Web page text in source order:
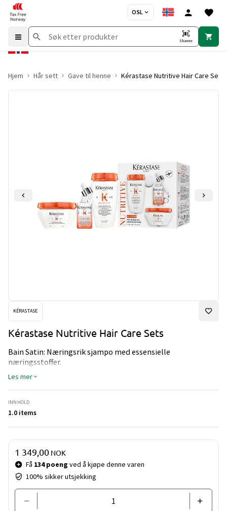
OSL
Skanne
Hjem Hår sett Gave til henne Kérastase Nutritive Hair Care Sets
KÉRASTASE
Kérastase Nutritive Hair Care Sets
Bain Satin: Næringsrik sjampo med essensielle
næringsstoffer.
Masquintense Riche: Dypt nærende og ultrakonsentrert rik
hårmaske med essensielle næringsstoffer.
Nutri-Supplement Split Ends Serum: Høynærende og
ultraforseglende konsentrat for splittede hårtupper.
Les mer
INNHOLD
1.0 items
Pris og mengde
Få 134 poeng ved å kjøpe denne varen
100% sikker utsjekking
1 349,00 NOK